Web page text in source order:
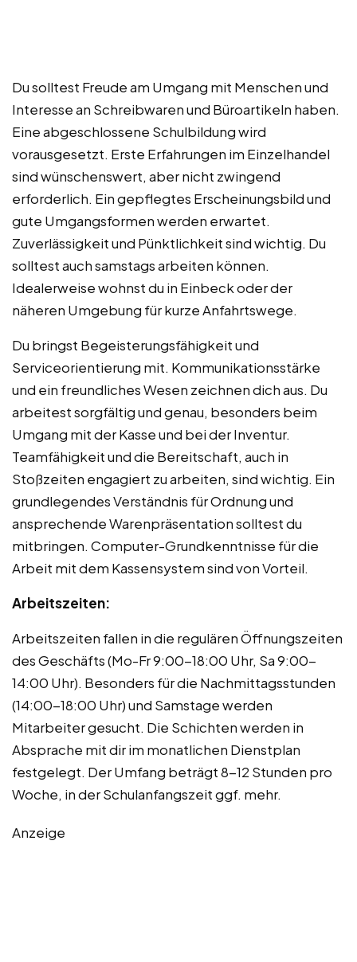
Du solltest Freude am Umgang mit Menschen und
Interesse an Schreibwaren und Büroartikeln haben.
Eine abgeschlossene Schulbildung wird
vorausgesetzt. Erste Erfahrungen im Einzelhandel
sind wünschenswert, aber nicht zwingend
erforderlich. Ein gepflegtes Erscheinungsbild und
gute Umgangsformen werden erwartet.
Zuverlässigkeit und Pünktlichkeit sind wichtig. Du
solltest auch samstags arbeiten können.
Idealerweise wohnst du in Einbeck oder der
näheren Umgebung für kurze Anfahrtswege.
Du bringst Begeisterungsfähigkeit und
Serviceorientierung mit. Kommunikationsstärke
und ein freundliches Wesen zeichnen dich aus. Du
arbeitest sorgfältig und genau, besonders beim
Umgang mit der Kasse und bei der Inventur.
Teamfähigkeit und die Bereitschaft, auch in
Stoßzeiten engagiert zu arbeiten, sind wichtig. Ein
grundlegendes Verständnis für Ordnung und
ansprechende Warenpräsentation solltest du
mitbringen. Computer-Grundkenntnisse für die
Arbeit mit dem Kassensystem sind von Vorteil.
Arbeitszeiten:
Arbeitszeiten fallen in die regulären Öffnungszeiten
des Geschäfts (Mo-Fr 9:00-18:00 Uhr, Sa 9:00-
14:00 Uhr). Besonders für die Nachmittagsstunden
(14:00-18:00 Uhr) und Samstage werden
Mitarbeiter gesucht. Die Schichten werden in
Absprache mit dir im monatlichen Dienstplan
festgelegt. Der Umfang beträgt 8-12 Stunden pro
Woche, in der Schulanfangszeit ggf. mehr.
Anzeige